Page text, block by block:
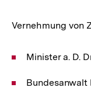
Vernehmung von
Minister a. D.
Bundesanwalt